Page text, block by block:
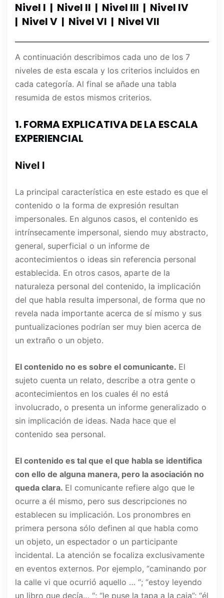
Nivel I | Nivel II | Nivel III | Nivel IV
| Nivel V | Nivel VI | Nivel VII
A continuación describimos cada uno de los 7
niveles de esta escala y los criterios incluidos en
cada categoría. Al final se añade una tabla
resumida de estos mismos criterios.
1. FORMA EXPLICATIVA DE LA ESCALA
EXPERIENCIAL
Nivel I
La principal característica en este estado es que el
contenido o la forma de expresión resultan
impersonales. En algunos casos, el contenido es
intrínsecamente impersonal, siendo muy abstracto,
general, superficial o un informe de
acontecimientos o ideas sin referencia personal
establecida. En otros casos, aparte de la
naturaleza personal del contenido, la implicación
del que habla resulta impersonal, de forma que no
revela nada importante acerca de sí mismo y sus
puntualizaciones podrían ser muy bien acerca de
un extraño o un objeto.
El contenido no es sobre el comunicante. El
sujeto cuenta un relato, describe a otra gente o
acontecimientos en los cuales él no está
involucrado, o presenta un informe generalizado o
sin implicación de ideas. Nada hace que el
contenido sea personal.
El contenido es tal que el que habla se identifica
con ello de alguna manera, pero la asociación no
queda clara. El comunicante refiere algo que le
ocurre a él mismo, pero sus descripciones no
establecen su implicación. Los pronombres en
primera persona sólo definen al que habla como
un objeto, un espectador o un participante
incidental. La atención se focaliza exclusivamente
en eventos externos. Por ejemplo, “caminando por
la calle vi que ocurrió aquello … “; “estoy leyendo
un libro que decía… “; “le puse la tapa a la caja”; “él